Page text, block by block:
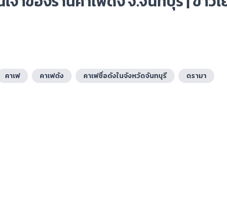
คาเฟ คาเฟดัง คาเฟชื่อดังในจังหวัดจันทบุรี
ดรามา